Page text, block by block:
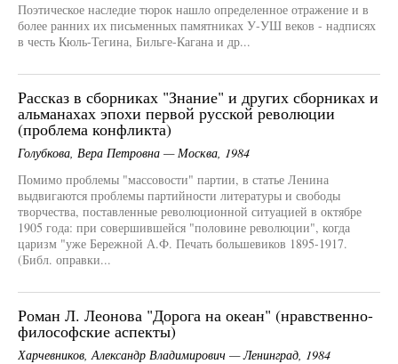
Поэтическое наследие тюрок нашло определенное отражение и в
более ранних их письменных памятниках У-УШ веков - надписях
в честь Кюль-Тегина, Бильге-Кагана и др...
Рассказ в сборниках "Знание" и других сборниках и
альманахах эпохи первой русской революции
(проблема конфликта)
Голубкова, Вера Петровна — Москва, 1984
Помимо проблемы "массовости" партии, в статье Ленина
выдвигаются проблемы партийности литературы и свободы
творчества, поставленные революционной ситуацией в октябре
1905 года: при совершившейся "половине революции", когда
царизм "уже Бережной А.Ф. Печать большевиков 1895-1917.
(Библ. оправки...
Роман Л. Леонова "Дорога на океан" (нравственно-
философские аспекты)
Харчевников, Александр Владимирович — Ленинград, 1984